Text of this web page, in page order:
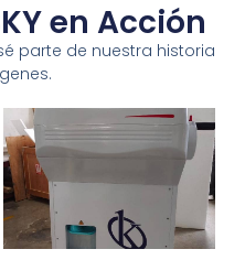
en Acción
parte de nuestra historia